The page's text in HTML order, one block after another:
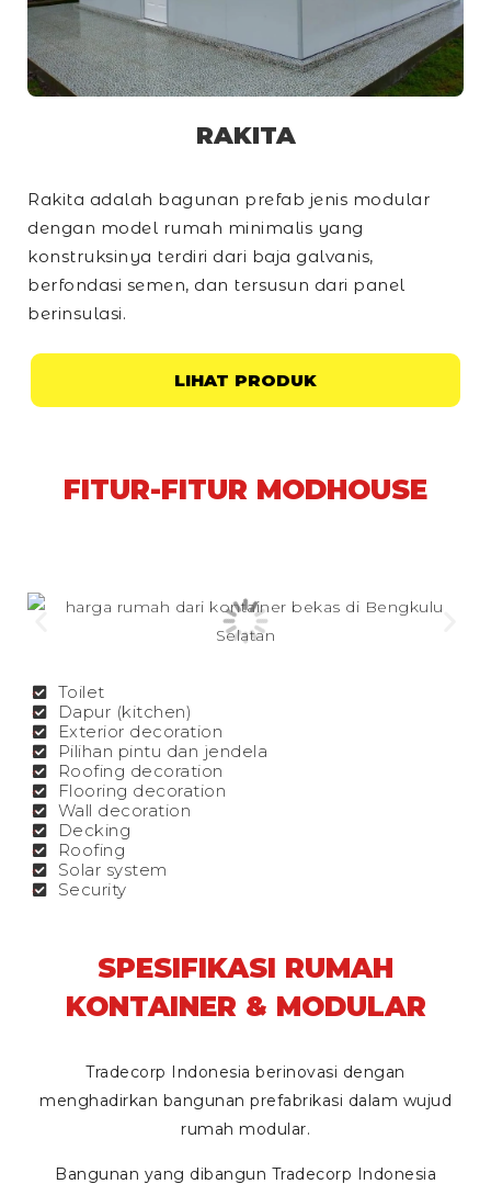
RAKITA
Rakita adalah bagunan prefab jenis modular
dengan model rumah minimalis yang
konstruksinya terdiri dari baja galvanis,
berfondasi semen, dan tersusun dari panel
berinsulasi.
LIHAT PRODUK
FITUR-FITUR MODHOUSE
Toilet
Dapur (kitchen)
Exterior decoration
Pilihan pintu dan jendela
Roofing decoration
Flooring decoration
Wall decoration
Decking
Roofing
Solar system
Security
SPESIFIKASI RUMAH
KONTAINER & MODULAR
Tradecorp Indonesia berinovasi dengan
menghadirkan bangunan prefabrikasi dalam wujud
rumah modular.
Bangunan yang dibangun Tradecorp Indonesia